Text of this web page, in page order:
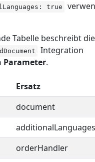
true
Tabelle beschreibt
Integration
Parameter.
Ersatz
document
additionalLanguages
orderHandler